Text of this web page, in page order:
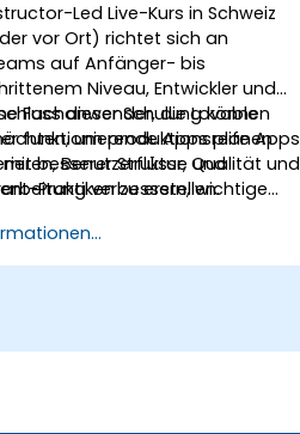
Led Live-Kurs in Schweiz
vor Ort) richtet sich an
auf Anfänger- bis
Niveau, Entwickler und
Fachanwender, die Lovable
um produktionsreife Apps
besserer Struktur, Qualität und
Praktiken zu erstellen.
dieser Schulung können
funktionierende Apps planen
Benutzerflüsse und
verbessern, wichtige
im Team vorbereiten.